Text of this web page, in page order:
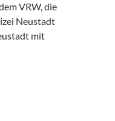
VRW, die
Neustadt
mit